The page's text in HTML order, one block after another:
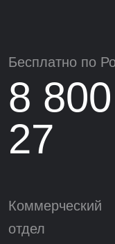
Бесплатно по
8
27
Коммерческий
отдел